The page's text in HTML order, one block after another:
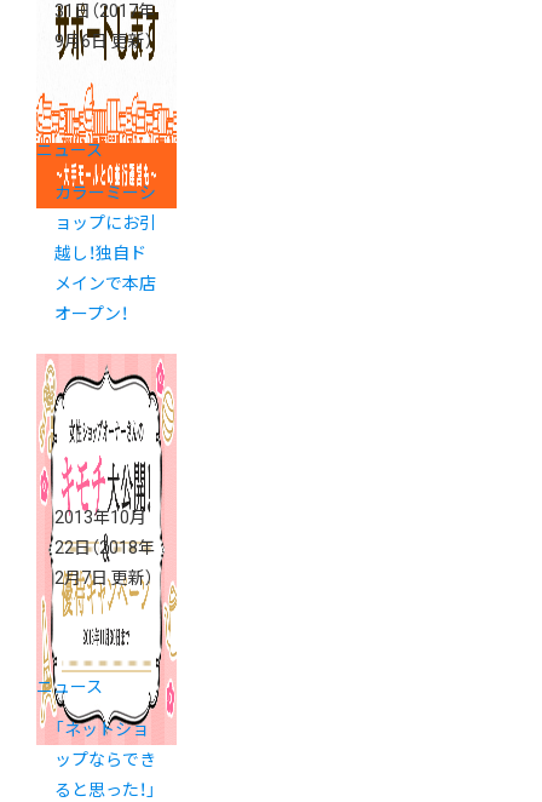
31日 （2017年
9月6日 更新）
ニュース
カラーミーシ
ョップにお引
越し！独自ド
メインで本店
オープン！
2013年10月
22日（2018年
2月7日 更新）
ニュース
「ネットショ
ップならでき
ると思った！」